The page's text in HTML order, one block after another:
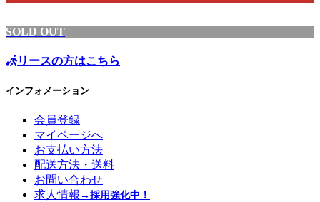
SOLD OUT
リースの方はこちら
インフォメーション
会員登録
マイページへ
お支払い方法
配送方法・送料
お問い合わせ
求人情報 →採用強化中！